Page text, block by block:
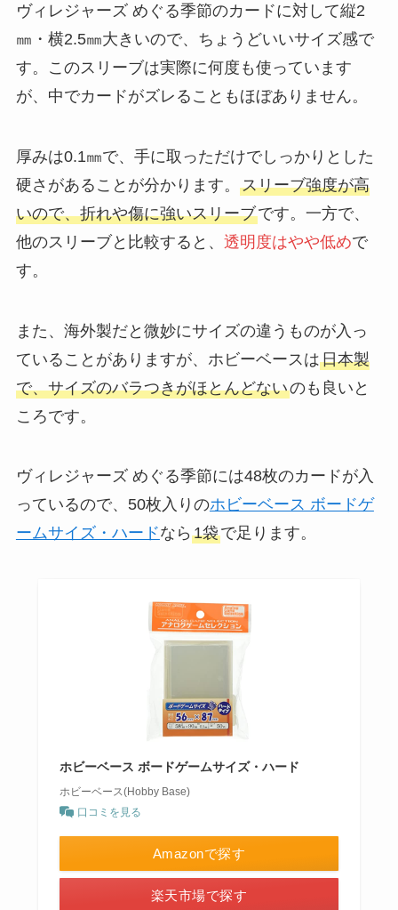
ヴィレジャーズ めぐる季節のカードに対して縦2
㎜・横2.5㎜大きいので、ちょうどいいサイズ感で
す。このスリーブは実際に何度も使っています
が、中でカードがズレることもほぼありません。
厚みは0.1㎜で、手に取っただけでしっかりとした
硬さがあることが分かります。 スリーブ強度が高
いので、折れや傷に強いスリーブです。一方で、
他のスリーブと比較すると、 透明度はやや低めで
す。
また、海外製だと微妙にサイズの違うものが入っ
ていることがありますが、ホビーベースは日本製
で、サイズのバラつきがほとんどないのも良いと
ころです。
ヴィレジャーズ めぐる季節には48枚のカードが入
っているので、50枚入りのホビーベース ボードゲ
ームサイズ・ハードなら 1袋で足ります。
ホビーベース ボードゲームサイズ・ハード
ホビーベース(Hobby Base)
口コミを見る
Amazonで探す
楽天市場で探す